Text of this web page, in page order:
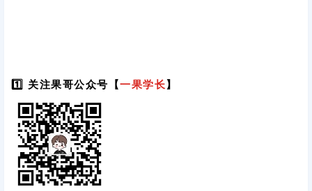
1️⃣ 关注果哥公众号【一果学长】